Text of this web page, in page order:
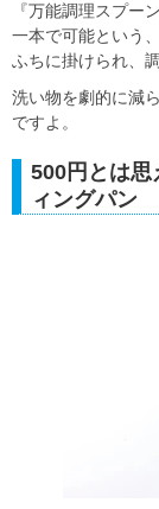
『万能調理スプー
一本で可能という
ふちに掛けられ、
洗い物を劇的に減
ですよ。
500円とは思
ィングパン